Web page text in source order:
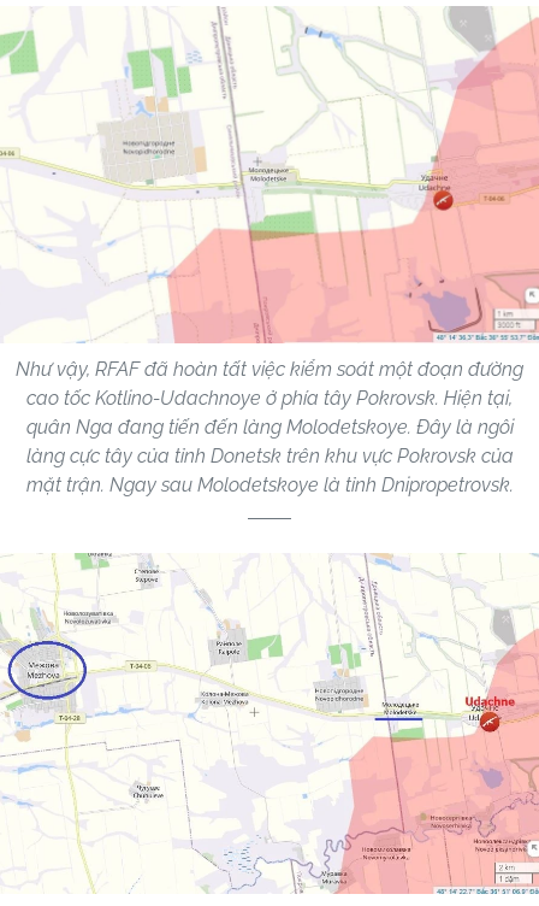
Như vậy, RFAF đã hoàn tất việc kiểm soát một đoạn đường
cao tốc Kotlino-Udachnoye ở phía tây Pokrovsk. Hiện tại,
quân Nga đang tiến đến làng Molodetskoye. Đây là ngôi
làng cực tây của tỉnh Donetsk trên khu vực Pokrovsk của
mặt trận. Ngay sau Molodetskoye là tỉnh Dnipropetrovsk.